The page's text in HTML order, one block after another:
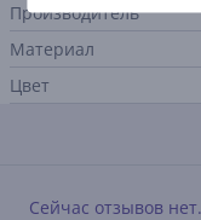
Производитель
Материал
Цвет
Сейчас отзывов нет.